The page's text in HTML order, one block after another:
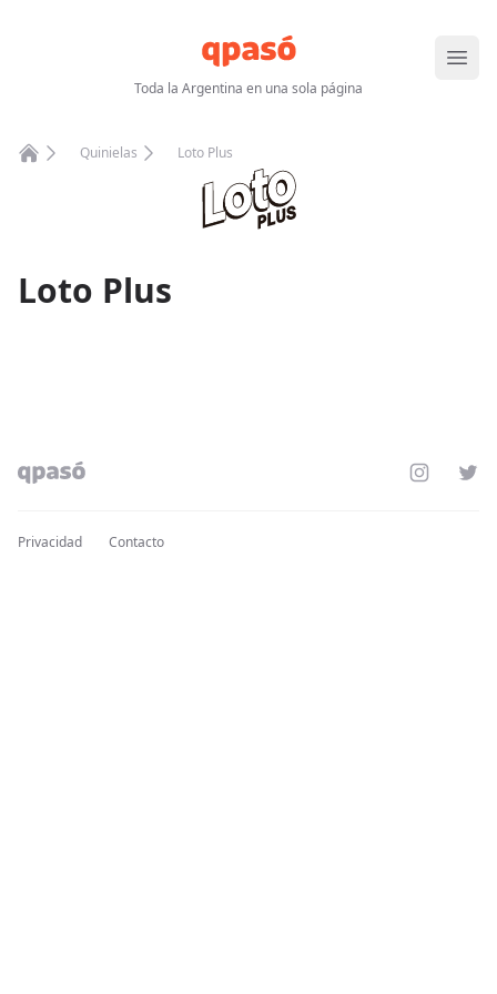
Toda la Argentina en una sola página
Abrir
Quinielas Loto Plus
Loto Plus
Instagram
Privacidad Contacto